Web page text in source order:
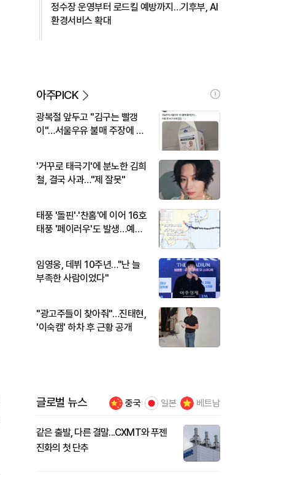
정수장 운영부터 로드킬 예방까지…기후부, AI
환경서비스 확대
아주PICK
광복절 앞두고 "김구는 빨갱
이"…서울우유 불매 주장에 황
'거꾸로 태극기'에 분노한 김희
철, 결국 사과…"제 잘못"
태풍 '돌핀'·'찬홈'에 이어 16호
태풍 '페이러우'도 발생…예상
임영웅, 데뷔 10주년…"난 늘
부족한 사람이었다"
"광고주들이 찾아줘"…진태현,
'이숙캠' 하차 후 근황 공개
글로벌 뉴스 중국 일본 베트남
같은 출발, 다른 결말...CXMT와 푸젠
진화의 첫 단추